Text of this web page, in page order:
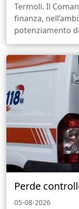
Termoli. Il
finanza,
potenziamento
Perde
05-08-2026